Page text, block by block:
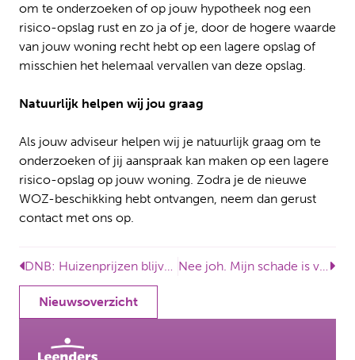
om te onderzoeken of op jouw hypotheek nog een
risico-opslag rust en zo ja of je, door de hogere waarde
van jouw woning recht hebt op een lagere opslag of
misschien het helemaal vervallen van deze opslag.
Natuurlijk helpen wij jou graag
Als jouw adviseur helpen wij je natuurlijk graag om te
onderzoeken of jij aanspraak kan maken op een lagere
risico-opslag op jouw woning. Zodra je de nieuwe
WOZ-beschikking hebt ontvangen, neem dan gerust
contact met ons op.
DNB: Huizenprijzen blijven in 2025 en 2026 stijgen Nee joh. Mijn schade is veel hoger!
Nieuwsoverzicht